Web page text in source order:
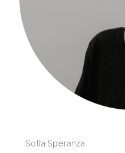
Sofía Speranza